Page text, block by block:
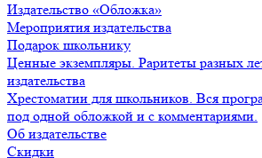
Издательство «Обложка»
Мероприятия издательства
Подарок школьнику
Ценные экземпляры. Раритеты разных
издательства
Хрестоматии для школьников. Вся
под одной обложкой и с комментариями.
Об издательстве
Скидки